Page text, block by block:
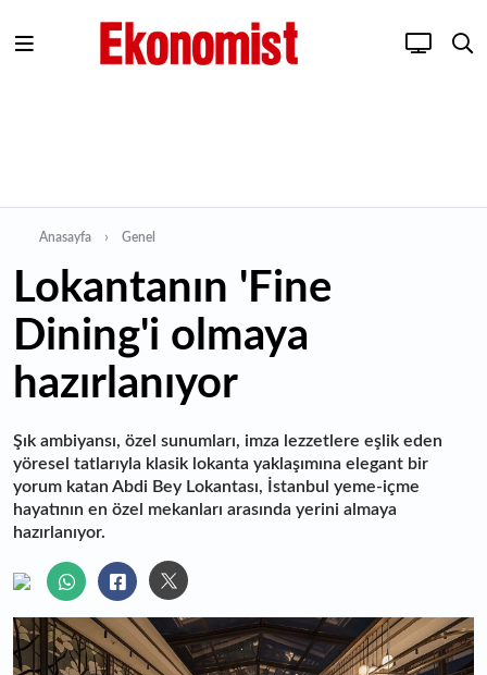
Anasayfa Genel
Lokantanın 'Fine
Dining'i olmaya
hazırlanıyor
Şık ambiyansı, özel sunumları, imza lezzetlere eşlik eden
yöresel tatlarıyla klasik lokanta yaklaşımına elegant bir
yorum katan Abdi Bey Lokantası, İstanbul yeme-içme
hayatının en özel mekanları arasında yerini almaya
hazırlanıyor.